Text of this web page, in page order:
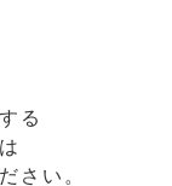
る
さい。